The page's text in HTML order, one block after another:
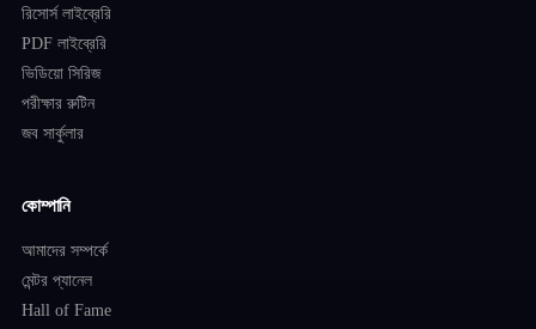
রিসোর্স লাইব্রেরি
PDF লাইব্রেরি
ভিডিয়ো সিরিজ
পরীক্ষার রুটিন
জব সার্কুলার
কোম্পানি
আমাদের সম্পর্কে
মেন্টর প্যানেল
Hall of Fame